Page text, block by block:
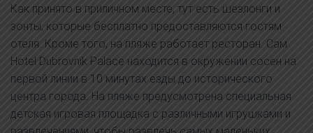
Как принято в приличном месте, тут есть шезлонги и
зонты, которые бесплатно предоставляются гостям
отеля. Кроме того, на пляже работает ресторан. Сам
Hotel Dubrovnik Palace находится в окружении сосен на
первой линии в 10 минутах езды до исторического
центра города. На пляже предусмотрена специальная
детская игровая площадка с различными игрушками и